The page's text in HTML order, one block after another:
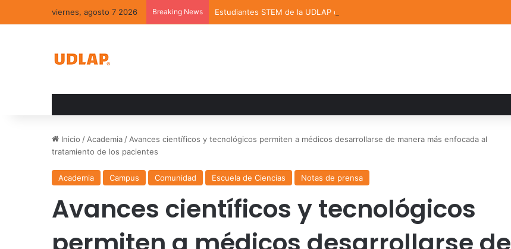
viernes, agosto 7 2026 Breaking News Estudiantes STEM de la UDLAP destacan en el MUTVI 2026
Inicio / Academia / Avances científicos y tecnológicos permiten a médicos desarrollarse de manera más enfocada al
tratamiento de los pacientes
Academia Campus Comunidad Escuela de Ciencias Notas de prensa
Avances científicos y tecnológicos